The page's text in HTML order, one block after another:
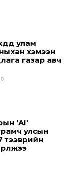
улам
хэмээн
газар авч
‘AI’
улсын
тээврийн